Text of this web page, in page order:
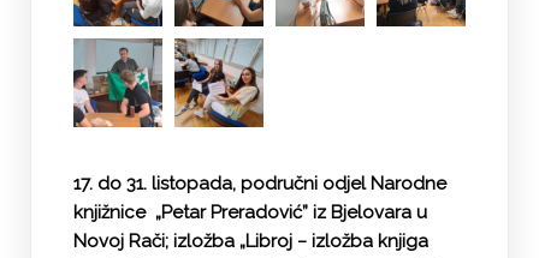
17. do 31. listopada, područni odjel Narodne
knjižnice „Petar Preradović” iz Bjelovara u
Novoj Rači; izložba „Libroj − izložba knjiga